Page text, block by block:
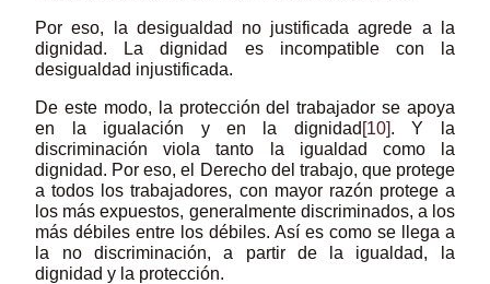
Por eso, la desigualdad no justificada agrede a la
dignidad. La dignidad es incompatible con la
desigualdad injustificada.
De este modo, la protección del trabajador se apoya
en la igualación y en la dignidad [10]. Y la
discriminación viola tanto la igualdad como la
dignidad. Por eso, el Derecho del trabajo, que protege
a todos los trabajadores, con mayor razón protege a
los más expuestos, generalmente discriminados, a los
más débiles entre los débiles. Así es como se llega a
la no discriminación, a partir de la igualdad, la
dignidad y la protección.